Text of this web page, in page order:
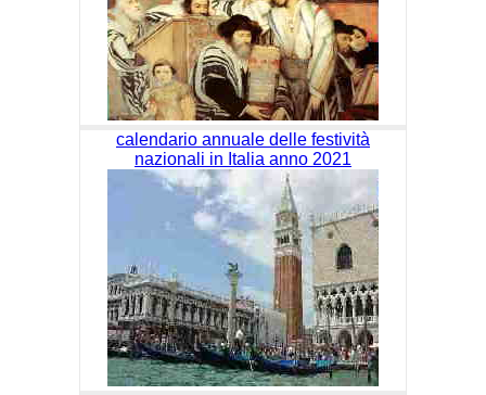
calendario annuale delle festività
nazionali in Italia anno 2021